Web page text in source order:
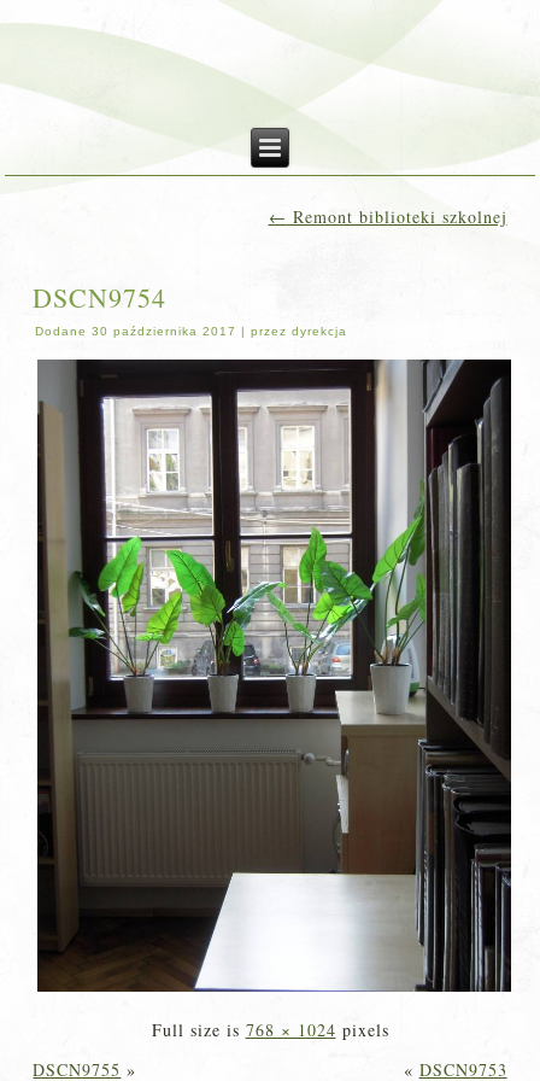
← Remont biblioteki szkolnej
DSCN9754
Dodane 30 października 2017 |przez dyrekcja
Full size is 768 × 1024 pixels
DSCN9755 » « DSCN9753